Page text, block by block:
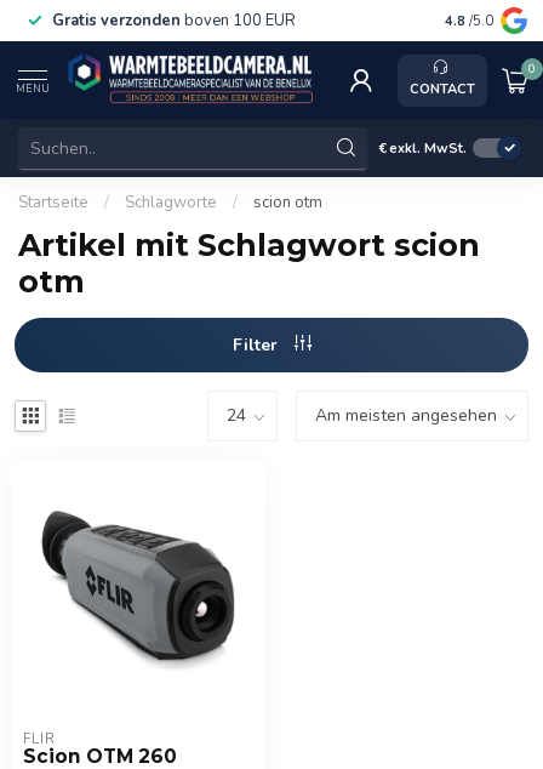
Gratis verzonden boven 100 EUR Service,
4.8 /5.0
MENU CONTACT
0
€exkl. MwSt.
Startseite / Schlagworte / scion otm
Artikel mit Schlagwort scion
otm
Filter
FLIR
Scion OTM 260